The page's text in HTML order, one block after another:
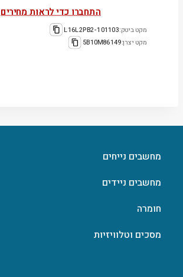
התחברו כדי לראות מחירים
מקט ביטק:101103-L16L2PB2
מקט יצרן:5B10M86149
מחשבים נייחים
מחשבים ניידים
חומרה
מסכים וטלוויזיות